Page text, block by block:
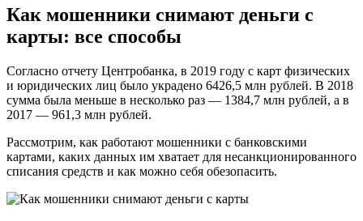
Как мошенники снимают деньги с
карты: все способы
Согласно отчету Центробанка, в 2019 году с карт физических
и юридических лиц было украдено 6426,5 млн рублей. В 2018
сумма была меньше в несколько раз — 1384,7 млн рублей, а в
2017 — 961,3 млн рублей.
Рассмотрим, как работают мошенники с банковскими
картами, каких данных им хватает для несанкционированного
списания средств и как можно себя обезопасить.